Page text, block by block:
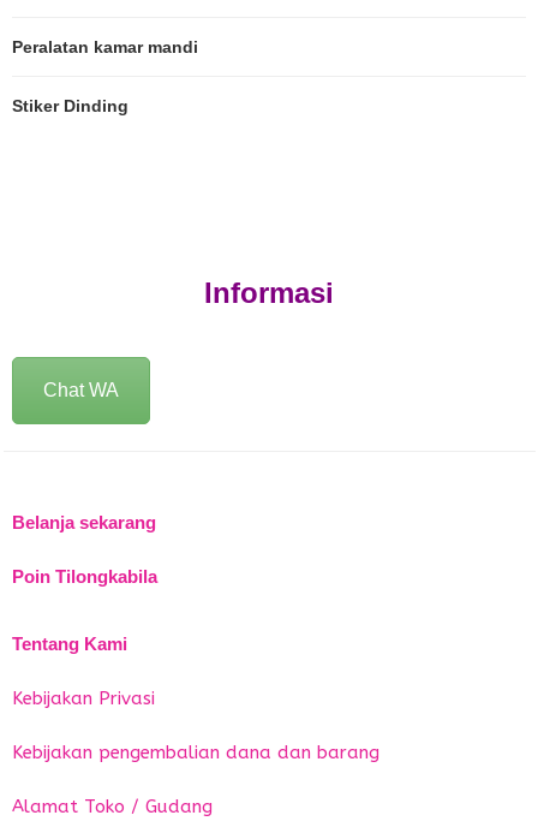
Peralatan kamar mandi
Stiker Dinding
Informasi
Chat WA
Belanja sekarang
Poin Tilongkabila
Tentang Kami
Kebijakan Privasi
Kebijakan pengembalian dana dan barang
Alamat Toko / Gudang